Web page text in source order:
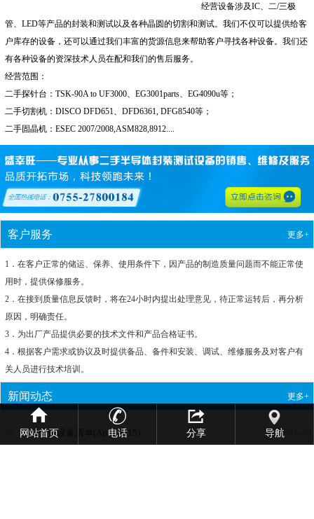
经营设备涉及IC、二/三极
管、LED等产品的封装和测试以及各种晶圆的切割和测试。我们不仅可以提供给客
户库存的设备，还可以通过我们丰富的货源信息来帮助客户寻找各种设备。我们还
有各种设备的资深技术人员在配和我们的售后服务。
经营范围：
二手探针台：TSK-90A to UF3000、EG3001parts、EG4090u等；
二手切割机：DISCO DFD651、DFD6361, DFG8540等；
二手固晶机：ESEC 2007/2008,ASM828,8912....
更多+
客户服务
1．在客户正常的储运、保养、使用条件下，因产品的制造质量问题而不能正常使
用时，提供保修服务。
2．在接到质量信息反馈时，将在24小时内提出处理意见，待正常运转后，再分析
原因，明确责任。
3．为出厂产品提供必要的技术文件和产品合格证书。
4．根据客户需求或协议及时提供备品、备件和安装、调试、维修服务及对客户有
关人员进行技术培训。
更多+
新闻动态
新的一批设备清单(April 2015) [2017-04-26]
网站首页 电话 分享 导航